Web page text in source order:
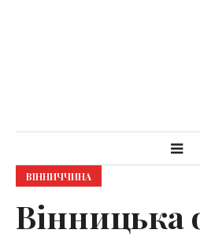
ВІННИЧЧИНА
Вінницька